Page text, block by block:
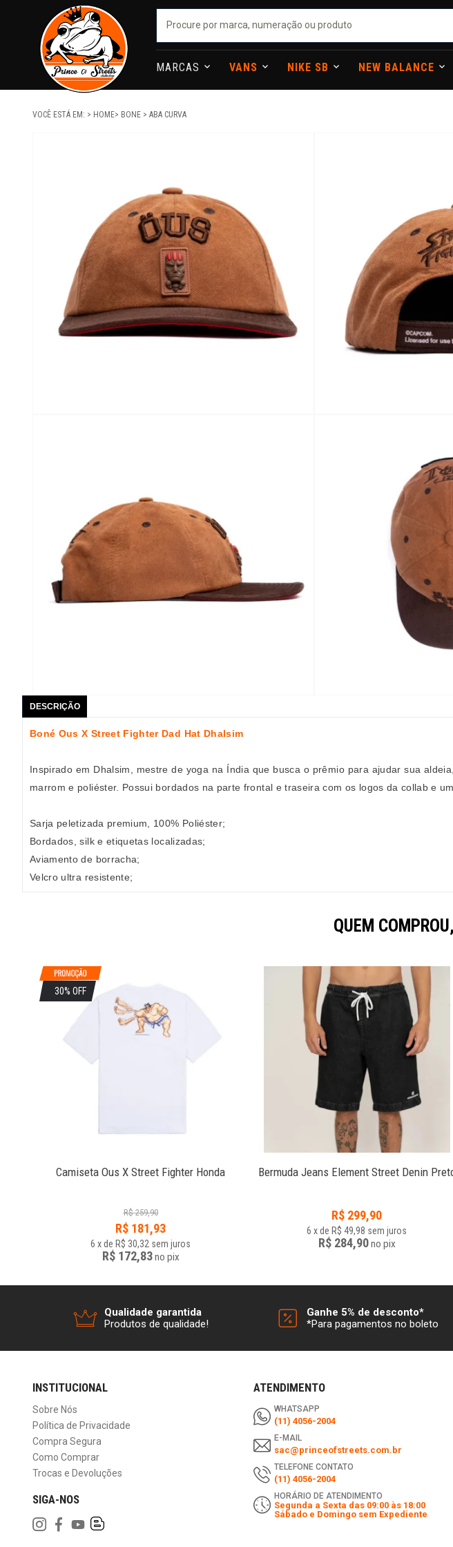
MARCAS VANS NIKE SB NEW BALANCE
VOCÊ ESTÁ EM: HOME BONE ABA CURVA
DESCRIÇÃO
Boné Ous X Street Fighter Dad Hat Dhalsim
Inspirado em Dhalsim, mestre de yoga na Índia que busca o prêmio para ajudar sua
marrom e poliéster. Possui bordados na parte frontal e traseira com os logos da collab e
Sarja peletizada premium, 100% Poliéster;
Bordados, silk e etiquetas localizadas;
Aviamento de borracha;
Velcro ultra resistente;
QUEM
30% OFF
Camiseta Ous X Street Fighter Honda
R$ 259,90
R$ 181,93
6 xde R$ 30,32 sem juros
R$ 172,83no pix
Bermuda Jeans Element Street Denin
R$ 299,90
6 xde R$ 49,98 sem juros
R$ 284,90no pix
Qualidade garantida
Produtos de qualidade!
Ganhe 5% de desconto*
*Para pagamentos no boleto
INSTITUCIONAL
Sobre Nós
Política de Privacidade
Compra Segura
Como Comprar
Trocas e Devoluções
SIGA-NOS
ATENDIMENTO
WHATSAPP
(11) 4056-2004
E-MAIL
sac@princeofstreets.com.br
TELEFONE CONTATO
(11) 4056-2004
HORÁRIO DE ATENDIMENTO
Segunda a Sexta das 09:00 às 18:00
Sábado e Domingo sem Expediente